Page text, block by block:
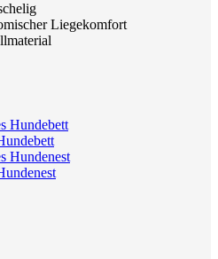
Liegekomfort